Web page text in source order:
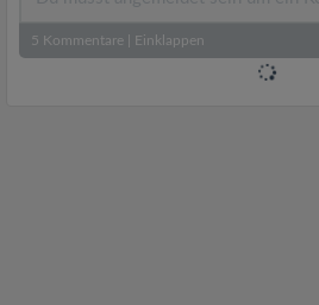
5 Kommentare Einklappen